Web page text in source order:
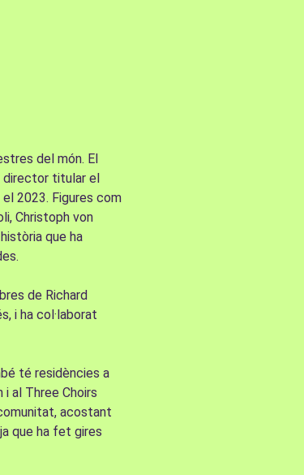
del món. El
director titular el
2023. Figures com
Christoph von
que ha
de Richard
i ha col·laborat
té residències a
i al Three Choirs
acostant
que ha fet gires